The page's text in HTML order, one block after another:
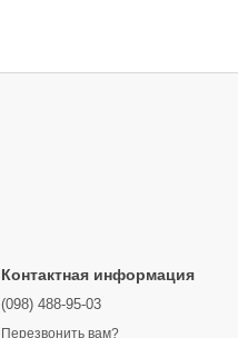
Контактная информация
(098) 488-95-03
Перезвонить вам?